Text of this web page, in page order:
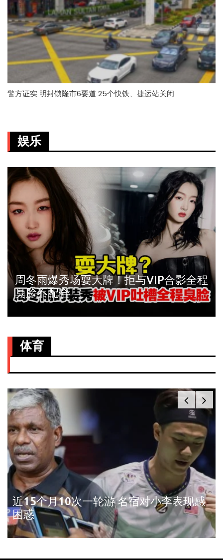
警方证实 明封锁隆市6要道 25个快铁、捷运站关闭
娱乐
周冬雨爆秀场耍大牌！拒与VIP合影全程
臭脸不配合
体育
近15个月10次一轮游 名宿对小李表现感
困惑